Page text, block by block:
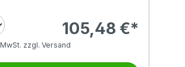
105,48 €*
zzgl. Versand